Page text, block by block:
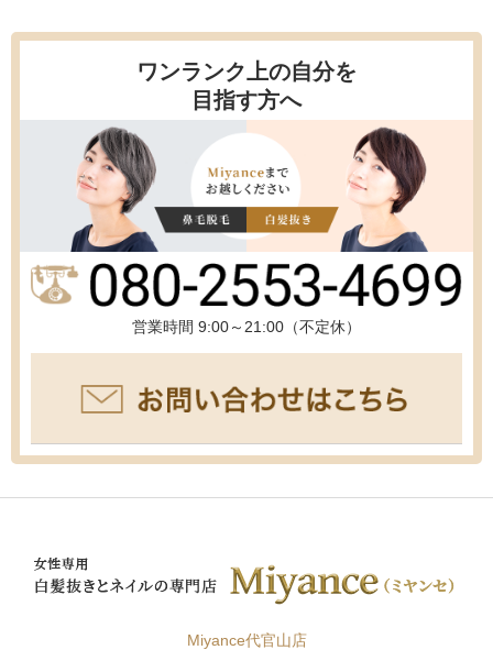
ワンランク上の自分を
目指す方へ
営業時間 9:00～21:00（不定休）
Miyance代官山店